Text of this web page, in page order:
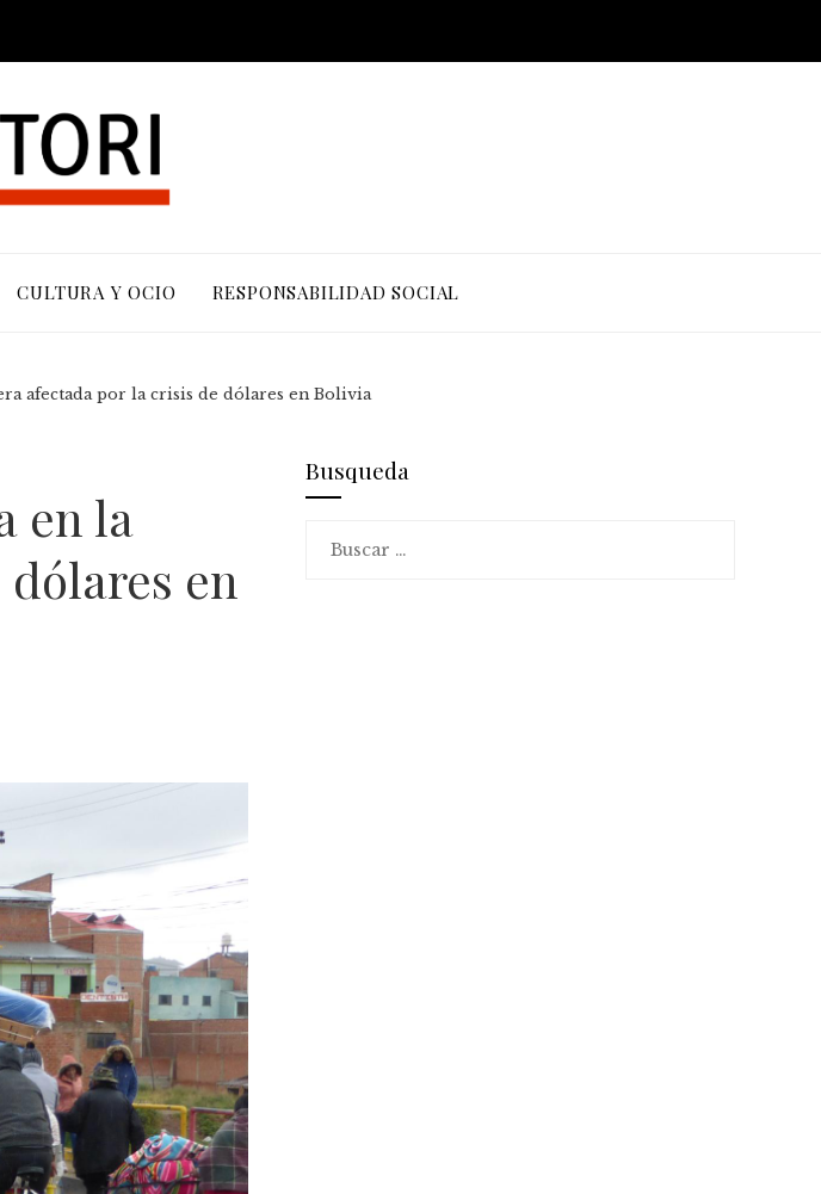
CULTURA Y OCIO RESPONSABILIDAD SOCIAL
afectada por la crisis de dólares en Bolivia
en la
en
Busqueda